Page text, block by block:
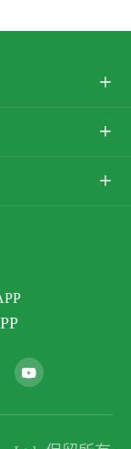



